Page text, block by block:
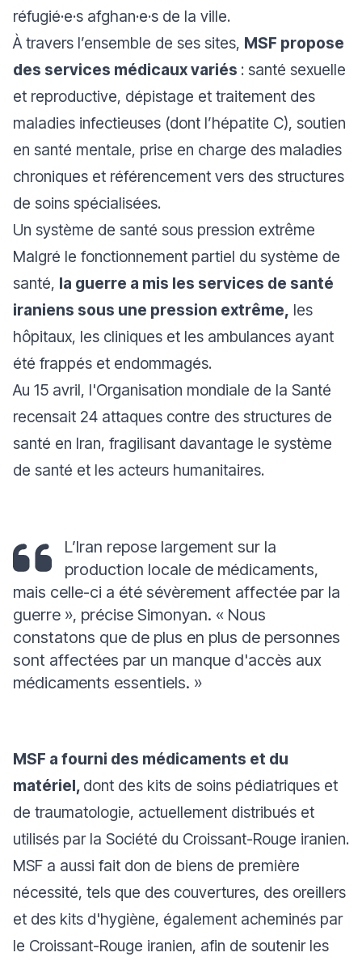
réfugié·e·s afghan·e·s de la ville.
À travers l’ensemble de ses sites, MSF propose
des services médicaux variés : santé sexuelle
et reproductive, dépistage et traitement des
maladies infectieuses (dont l’hépatite C), soutien
en santé mentale, prise en charge des maladies
chroniques et référencement vers des structures
de soins spécialisées.
Un système de santé sous pression extrême
Malgré le fonctionnement partiel du système de
santé, la guerre a mis les services de santé
iraniens sous une pression extrême, les
hôpitaux, les cliniques et les ambulances ayant
été frappés et endommagés.
Au 15 avril, l'Organisation mondiale de la Santé
recensait 24 attaques contre des structures de
santé en Iran, fragilisant davantage le système
de santé et les acteurs humanitaires.
L’Iran repose largement sur la
production locale de médicaments,
mais celle-ci a été sévèrement affectée par la
guerre », précise Simonyan. « Nous
constatons que de plus en plus de personnes
sont affectées par un manque d'accès aux
médicaments essentiels. »
MSF a fourni des médicaments et du
matériel, dont des kits de soins pédiatriques et
de traumatologie, actuellement distribués et
utilisés par la Société du Croissant-Rouge iranien.
MSF a aussi fait don de biens de première
nécessité, tels que des couvertures, des oreillers
et des kits d'hygiène, également acheminés par
le Croissant-Rouge iranien, afin de soutenir les